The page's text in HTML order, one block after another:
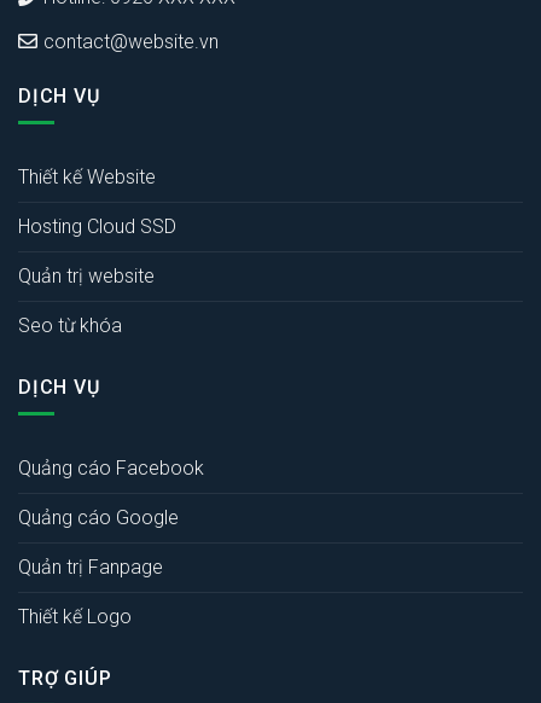
contact@website.vn
DỊCH VỤ
Thiết kế Website
Hosting Cloud SSD
Quản trị website
Seo từ khóa
DỊCH VỤ
Quảng cáo Facebook
Quảng cáo Google
Quản trị Fanpage
Thiết kế Logo
TRỢ GIÚP